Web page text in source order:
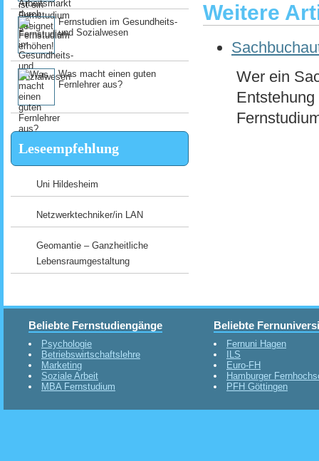
Weitere
Wer ein
Fernstudien im Gesundheits-
und Sozialwesen
Was macht einen guten
Fernlehrer aus?
Leseempfehlung
Uni Hildesheim
Netzwerktechniker/in LAN
Geomantie – Ganzheitliche
Lebensraumgestaltung
Beliebte Fernstudiengänge
Psychologie
Betriebswirtschaftslehre
Marketing
Soziale Arbeit
MBA Fernstudium
Beliebte
Fernuni Hagen
ILS
Euro-FH
Hamburger
PFH Göttingen